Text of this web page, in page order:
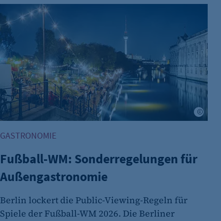
Zweck:
Cookie Laufzeit:
fe_typo_user
Name:
Anbieter:
Zweck:
Cookie Laufzeit:
Zweck:
Fußball-WM: Sonderregelungen für Außengastronomie
GASTRONOMIE
Fußball-WM: Sonderregelungen für
Außengastronomie
Berlin lockert die Public-Viewing-Regeln für
Spiele der Fußball-WM 2026. Die Berliner